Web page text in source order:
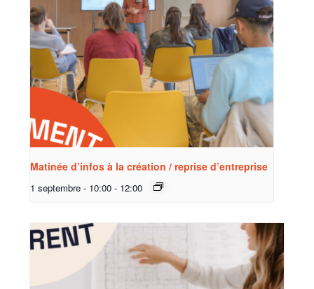
Matinée d’infos à la création / reprise d’entreprise
1 septembre - 10:00 - 12:00